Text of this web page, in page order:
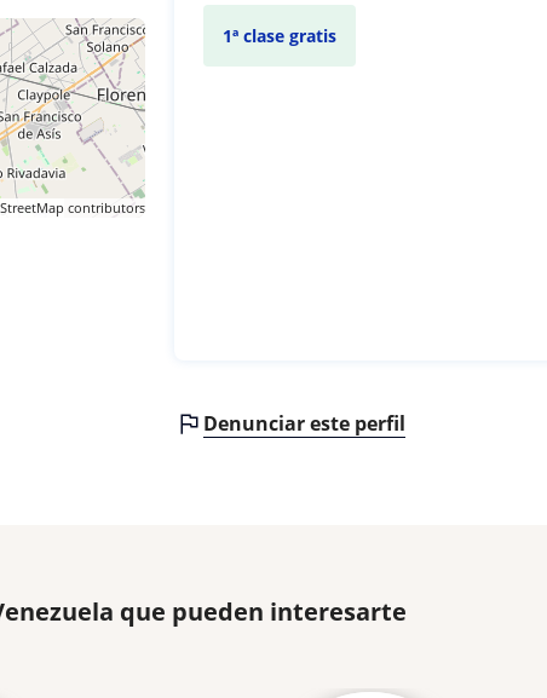
contributors
1ª clase gratis
Denunciar este perfil
que pueden interesarte